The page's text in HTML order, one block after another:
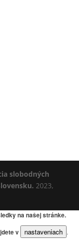
slobodných
2023,
na našej stránke.
v
nastaveniach .